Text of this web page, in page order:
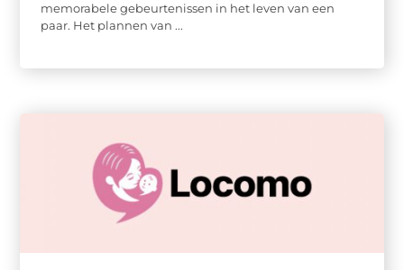
memorabele gebeurtenissen in het leven van een
paar. Het plannen van ...